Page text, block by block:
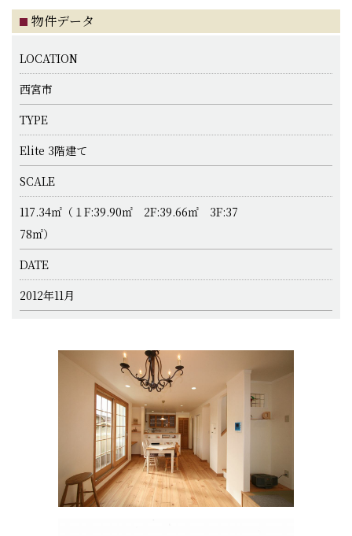
物件データ
LOCATION
西宮市
TYPE
Elite 3階建て
SCALE
117.34㎡（１F:39.90㎡ 2F:39.66㎡ 3F:37
78㎡）
DATE
2012年11月